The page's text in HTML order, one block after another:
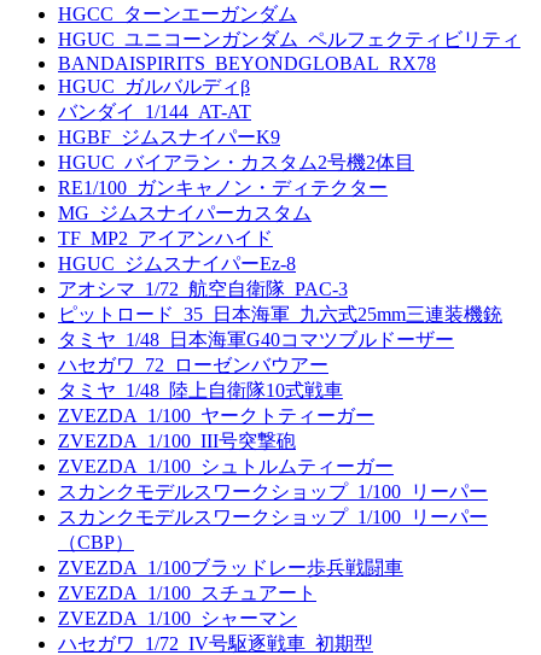
HGCC_ターンエーガンダム
HGUC_ユニコーンガンダム_ペルフェクティビリティ
BANDAISPIRITS_BEYONDGLOBAL_RX78
HGUC_ガルバルディβ
バンダイ_1/144_AT-AT
HGBF_ジムスナイパーK9
HGUC_バイアラン・カスタム2号機2体目
RE1/100_ガンキャノン・ディテクター
MG_ジムスナイパーカスタム
TF_MP2_アイアンハイド
HGUC_ジムスナイパーEz-8
アオシマ_1/72_航空自衛隊_PAC-3
ピットロード_35_日本海軍_九六式25mm三連装機銃
タミヤ_1/48_日本海軍G40コマツブルドーザー
ハセガワ_72_ローゼンバウアー
タミヤ_1/48_陸上自衛隊10式戦車
ZVEZDA_1/100_ヤークトティーガー
ZVEZDA_1/100_III号突撃砲
ZVEZDA_1/100_シュトルムティーガー
スカンクモデルスワークショップ_1/100_リーパー
スカンクモデルスワークショップ_1/100_リーパー
（CBP）
ZVEZDA_1/100ブラッドレー歩兵戦闘車
ZVEZDA_1/100_スチュアート
ZVEZDA_1/100_シャーマン
ハセガワ_1/72_IV号駆逐戦車_初期型